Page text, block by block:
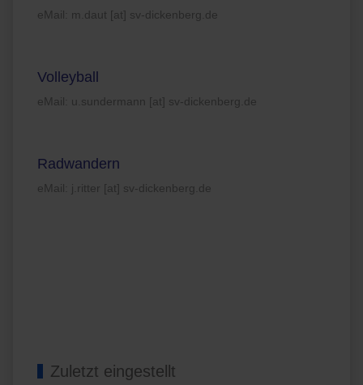
eMail: m.daut [at] sv-dickenberg.de
Volleyball
eMail: u.sundermann [at] sv-dickenberg.de
Radwandern
eMail: j.ritter [at] sv-dickenberg.de
Zuletzt eingestellt